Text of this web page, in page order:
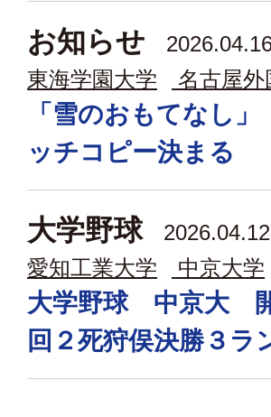
お知らせ
東海学園大学
名古屋外
「雪のおもてなし
ッチコピー決まる
大学野球
2026.04.12
愛知工業大学
中京大学
大学野球 中京大
回２死狩俣決勝３ラ